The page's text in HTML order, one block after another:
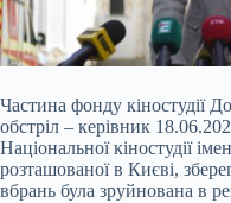
Частина фонду кіностудії
обстріл – керівник
Національної кіностудії
розташованої в Києві,
вбрань була зруйнована в